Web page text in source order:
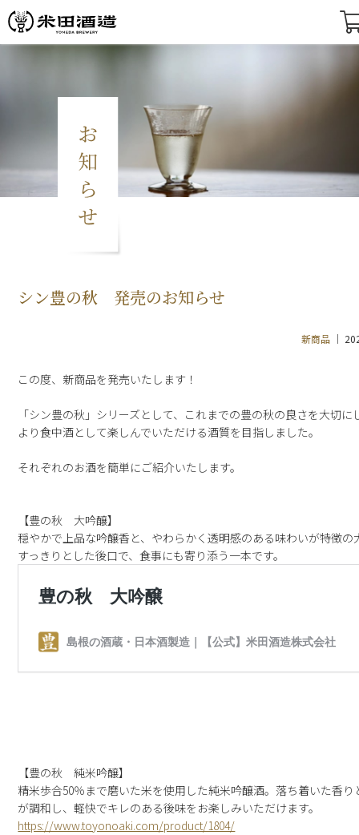
シン豊の秋 発売のお知らせ
新商品
この度、新商品を発売いたします！
「シン豊の秋」シリーズとして、これまでの豊の秋の良さを大切に
より食中酒として楽しんでいただける酒質を目指しました。
それぞれのお酒を簡単にご紹介いたします。
【豊の秋 大吟醸】
穏やかで上品な吟醸香と、やわらかく透明感のある味わいが特徴の
すっきりとした後口で、食事にも寄り添う一本です。
【豊の秋 純米吟醸】
精米歩合50％まで磨いた米を使用した純米吟醸酒。落ち着いた香り
が調和し、軽快でキレのある後味をお楽しみいただけます。
https://www.toyonoaki.com/product/1804/